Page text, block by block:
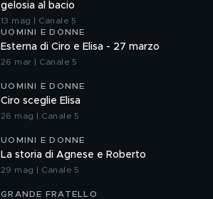
gelosia al bacio
13 mag | Canale 5
UOMINI E DONNE
Esterna di Ciro e Elisa - 27 marzo
26 mar | Canale 5
UOMINI E DONNE
Ciro sceglie Elisa
26 mag | Canale 5
UOMINI E DONNE
La storia di Agnese e Roberto
29 mag | Canale 5
GRANDE FRATELLO